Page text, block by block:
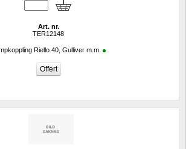
Art. nr.
TER12148
Riello 40, Gulliver m.m.